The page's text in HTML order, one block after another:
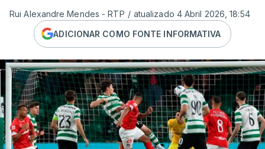
Rui Alexandre Mendes - RTP / atualizado 4 Abril 2026, 18:54
ADICIONAR COMO FONTE INFORMATIVA